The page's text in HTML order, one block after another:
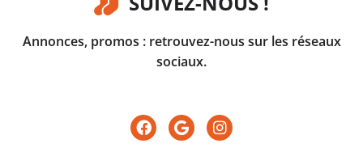
Annonces, promos : retrouvez-nous sur les réseaux
sociaux.